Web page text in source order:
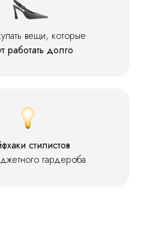
вещи, которые
работать долго
стилистов
гардероба